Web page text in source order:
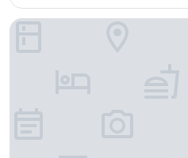
ulasan)
Hilton Garden Inn Bali Ngurah